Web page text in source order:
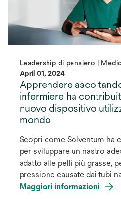
Leadership di pensiero |
April 01, 2024
Apprendere
infermiere ha
nuovo dispositivo
mondo
Scopri come Solventum ha
per sviluppare un nastro
adatto alle pelli più grasse,
pressione causate dai tubi
Maggiori informazioni